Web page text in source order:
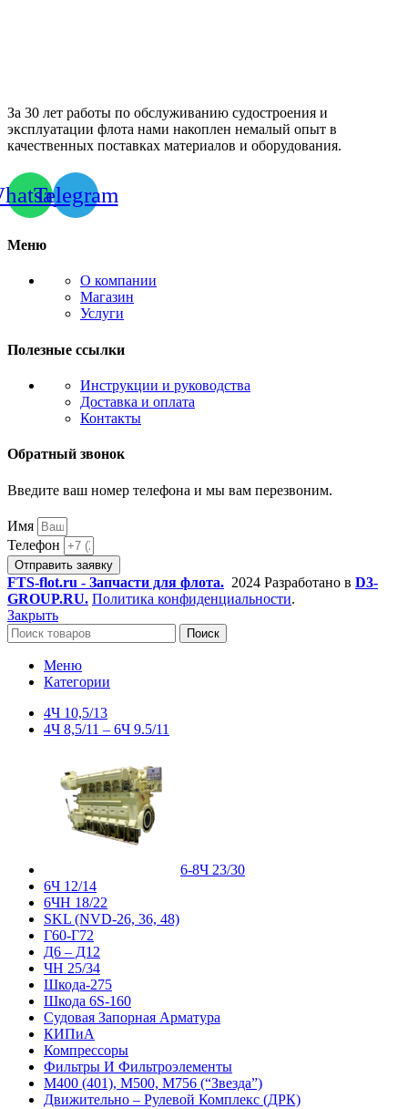
За 30 лет работы по обслуживанию судостроения и
эксплуатации флота нами накоплен немалый опыт в
качественных поставках материалов и оборудования.
Telegram
Меню
О компании
Магазин
Услуги
Полезные ссылки
Инструкции и руководства
Доставка и оплата
Контакты
Обратный звонок
Введите ваш номер телефона и мы вам перезвоним.
Имя
Телефон
Отправить заявку
FTS-flot.ru - Запчасти для флота. 2024 Разработано в D3-
GROUP.RU. Политика конфиденциальности.
Закрыть
Поиск
Меню
Категории
4Ч 10,5/13
4Ч 8,5/11 – 6Ч 9.5/11
6-8Ч 23/30
6Ч 12/14
6ЧН 18/22
SKL (NVD-26, 36, 48)
Г60-Г72
Д6 – Д12
ЧН 25/34
Шкода-275
Шкода 6S-160
Судовая Запорная Арматура
КИПиА
Компрессоры
Фильтры И Фильтроэлементы
М400 (401), М500, М756 (“Звезда”)
Движительно – Рулевой Комплекс (ДРК)